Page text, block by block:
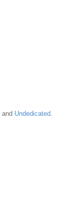
and Undedicated.